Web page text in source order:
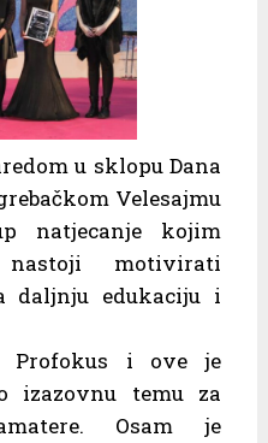
u sklopu Dana
Velesajmu
natjecanje kojim
motivirati
daljnju edukaciju i
Profokus i ove je
izazovnu temu za
Osam je